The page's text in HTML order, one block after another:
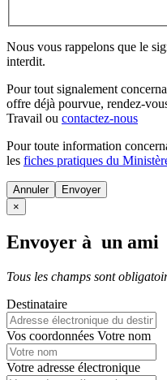
Nous vous rappelons que le
interdit.
Pour tout signalement
offre déjà pourvue, rendez-
Travail ou contactez-nous
Pour toute information
les fiches pratiques du
Annuler
×
Envoyer à un ami
Tous les champs sont
Destinataire
Vos coordonnées Votre nom
Votre adresse électronique